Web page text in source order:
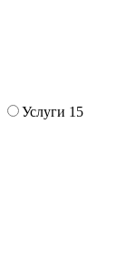
Услуги 15